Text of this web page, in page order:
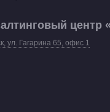
центр
ул. Гагарина 65, офис 1